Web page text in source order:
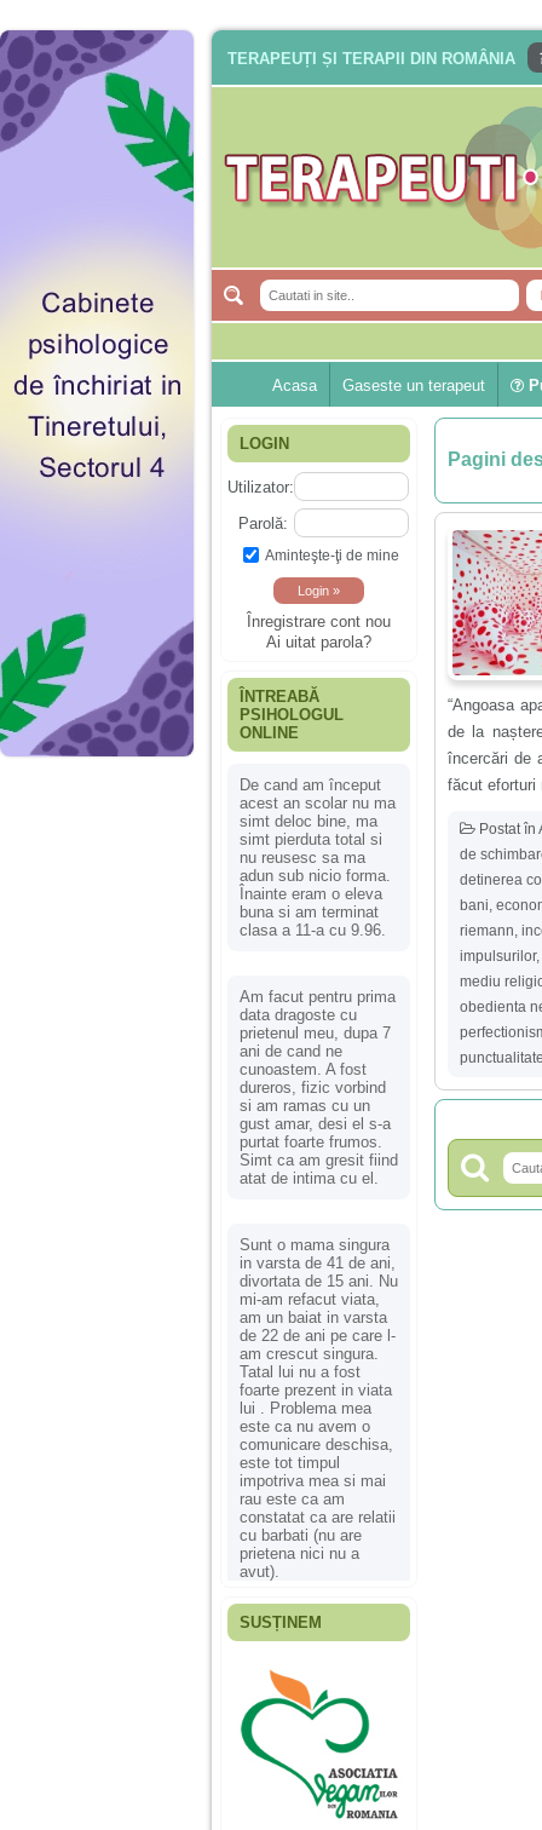
TERAPEUȚI ȘI TERAPII DIN ROMÂNIA
Acasa Gaseste un terapeut
LOGIN
Utilizator:
Parolă:
Aminteşte-ţi de mine
Înregistrare cont nou
Ai uitat parola?
ÎNTREABĂ
PSIHOLOGUL
ONLINE
De cand am început
acest an scolar nu ma
simt deloc bine, ma
simt pierduta total si
nu reusesc sa ma
adun sub nicio forma.
Înainte eram o eleva
buna si am terminat
clasa a 11-a cu 9.96.
Am facut pentru prima
data dragoste cu
prietenul meu, dupa 7
ani de cand ne
cunoastem. A fost
dureros, fizic vorbind
si am ramas cu un
gust amar, desi el s-a
purtat foarte frumos.
Simt ca am gresit fiind
atat de intima cu el.
Sunt o mama singura
in varsta de 41 de ani,
divortata de 15 ani. Nu
mi-am refacut viata,
am un baiat in varsta
de 22 de ani pe care l-
am crescut singura.
Tatal lui nu a fost
foarte prezent in viata
lui . Problema mea
este ca nu avem o
comunicare deschisa,
este tot timpul
impotriva mea si mai
rau este ca am
constatat ca are relatii
cu barbati (nu are
prietena nici nu a
avut).
Fiica mea s-a nascut
ani, privind in urma
realizez cat de multe
greseli am facut in
educatia si cresterea
ei, am fost o mama
egoista, preocupata
de implinirea
profesionala, cand ea
era mica am neglijat-
SUSȚINEM
Pagini
“Angoasa
de la
încercări de
făcut eforturi
Postat în
de
detinerea
bani
riemann
impulsurilor,
mediu
obedienta